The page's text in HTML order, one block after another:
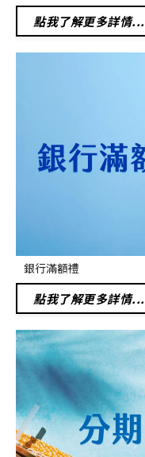
點我了解更多詳情...
銀行滿額禮
點我了解更多詳情...